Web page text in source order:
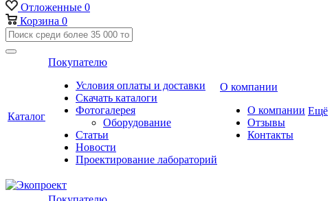
Отложенные 0
Корзина 0
Каталог
Покупателю
Условия оплаты и доставки
Скачать каталоги
Фотогалерея
Оборудование
Статьи
Новости
Проектирование лабораторий
О компании
О компании
Отзывы
Контакты
Ещё